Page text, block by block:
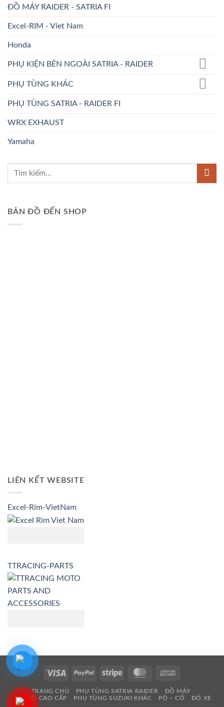
ĐỒ MÁY RAIDER - SATRIA FI
Excel-RIM - Viet Nam
Honda
PHỤ KIỆN BÊN NGOÀI SATRIA - RAIDER
PHỤ TÙNG KHÁC
PHỤ TÙNG SATRIA - RAIDER FI
WRX EXHAUST
Yamaha
BẢN ĐỒ ĐẾN SHOP
LIÊN KẾT WEBSITE
Excel-Rim-VietNam
TTRACING-PARTS
Visa PayPal Stripe MasterCard
Delivery
TRANG CHỦ PHỤ TÙNG SATRIA RAIDER
ĐỒ MÁY
ĐỒ ĐỘ CAO CẤP
PHỤ TÙNG SUZUKI KHÁC PÔ – CỔ ĐỘ XE